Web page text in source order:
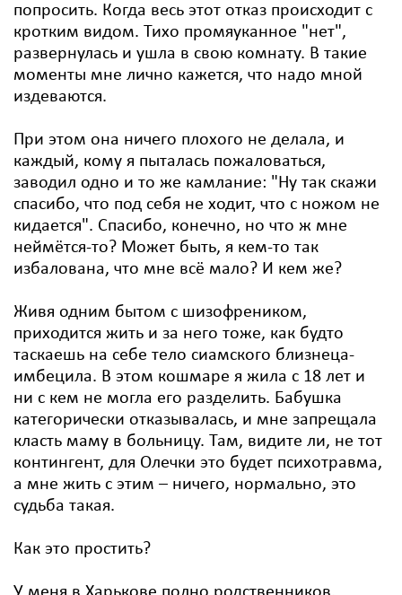
попросить. Когда весь этот отказ происходит с
кротким видом. Тихо промяуканное "нет",
развернулась и ушла в свою комнату. В такие
моменты мне лично кажется, что надо мной
издеваются.
При этом она ничего плохого не делала, и
каждый, кому я пыталась пожаловаться,
заводил одно и то же камлание: "Ну так скажи
спасибо, что под себя не ходит, что с ножом не
кидается". Спасибо, конечно, но что ж мне
неймётся-то? Может быть, я кем-то так
избалована, что мне всё мало? И кем же?
Живя одним бытом с шизофреником,
приходится жить и за него тоже, как будто
таскаешь на себе тело сиамского близнеца-
имбецила. В этом кошмаре я жила с 18 лет и
ни с кем не могла его разделить. Бабушка
категорически отказывалась, и мне запрещала
класть маму в больницу. Там, видите ли, не тот
контингент, для Олечки это будет психотравма,
а мне жить с этим – ничего, нормально, это
судьба такая.
Как это простить?